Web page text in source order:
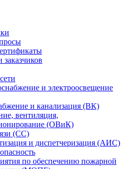
и электроосвещение
и канализация (ВК)
вентиляция,
(ОВиК)
(СС)
и диспетчеризация (АИС)
по обеспечению пожарной